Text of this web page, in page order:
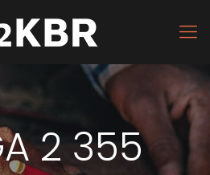
2 355